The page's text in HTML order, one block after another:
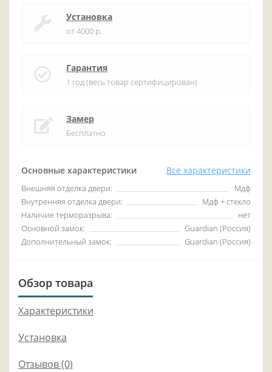
Основные характеристики Все характеристики
Внешняя отделка двери:
Мдф
Внутренняя отделка двери:
Мдф + стекло
Наличие терморазрыва:
нет
Основной замок:
Guardian (Россия)
Дополнительный замок:
Guardian (Россия)
Установка
от 4000 р.
Гарантия
1 год (весь товар сертифицирован)
Замер
Бесплатно
Обзор товара
Характеристики
Установка
Отзывов (0)